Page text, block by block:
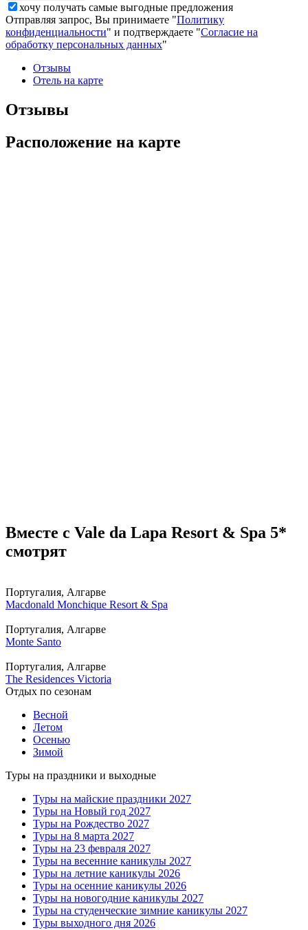
хочу получать самые выгодные предложения
Отправляя запрос, Вы принимаете "Политику
конфиденциальности" и подтверждаете "Согласие на
обработку персональных данных"
Отзывы
Отель на карте
Отзывы
Расположение на карте
Вместе с Vale da Lapa Resort & Spa 5*
смотрят
Португалия, Алгарве
Macdonald Monchique Resort & Spa
Португалия, Алгарве
Monte Santo
Португалия, Алгарве
The Residences Victoria
Отдых по сезонам
Весной
Летом
Осенью
Зимой
Туры на праздники и выходные
Туры на майские праздники 2027
Туры на Новый год 2027
Туры на Рождество 2027
Туры на 8 марта 2027
Туры на 23 февраля 2027
Туры на весенние каникулы 2027
Туры на летние каникулы 2026
Туры на осенние каникулы 2026
Туры на новогодние каникулы 2027
Туры на студенческие зимние каникулы 2027
Туры выходного дня 2026